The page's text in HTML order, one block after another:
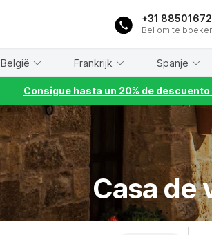
+31
Bel om te
België Frankrijk Spanje
Consigue hasta un 20% de
Casa de